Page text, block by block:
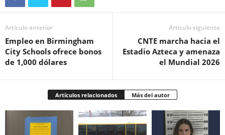
Artículo anterior
Empleo en Birmingham
City Schools ofrece bonos
de 1,000 dólares
Artículo siguiente
CNTE marcha hacia el
Estadio Azteca y amenaza
el Mundial 2026
Artículos relacionados Más del autor